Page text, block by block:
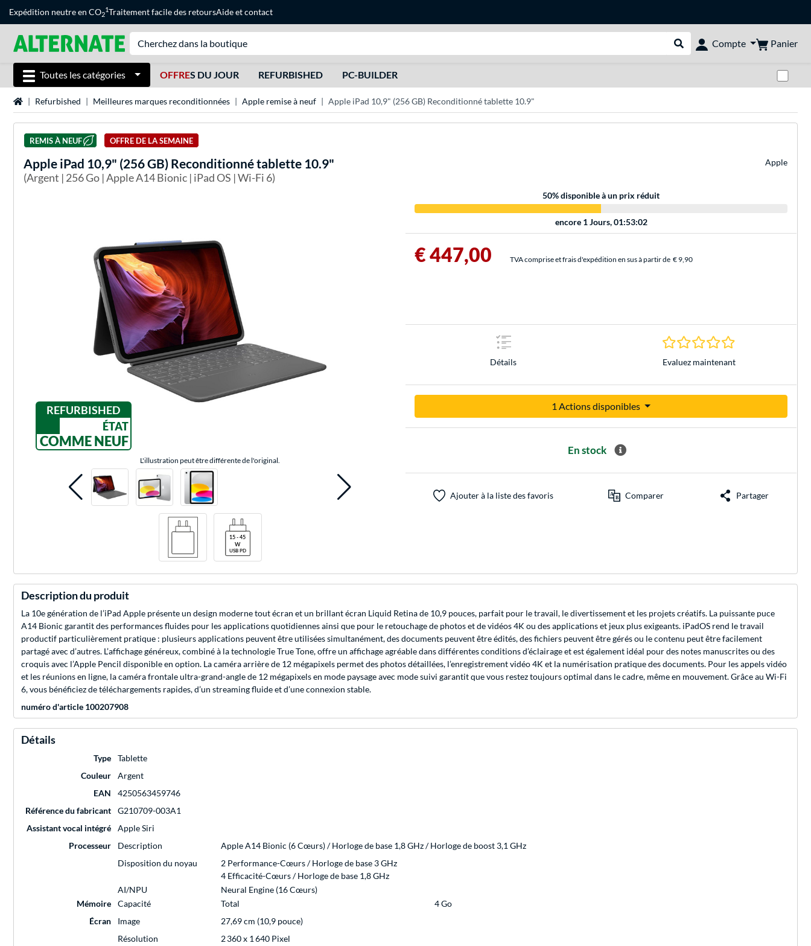
Expédition neutre en CO2
1Traitement facile des retoursAideetcontact
Rechercher dans le shop
Compte Panier
Toutes les catégories OFFRES DU JOUR REFURBISHED PC-BUILDER
Page d'accueil
Refurbished Meilleures marques reconditionnées Apple remise à neuf Apple iPad 10,9" (256 GB) Reconditionné tablette 10.9"
REMIS À NEUF OFFRE DE LA SEMAINE
Apple iPad 10,9" (256 GB) Reconditionné tablette 10.9"
(Argent | 256 Go | Apple A14 Bionic | iPad OS | Wi-Fi 6)
Apple
REFURBISHED
ÉTAT
COMME NEUF
L'illustration peut être différente de l'original.
50% disponible à un prix réduit
encore 1 Jours, 01:53:02
€ 447,00 TVA comprise et frais d'expédition en sus à partir de € 9,90
Détails
0.0 Étoiles à 0
Evaluez maintenant
1 Actions disponibles
En stock
Ajouter à la liste des favoris Comparer Partager
Description du produit
La 10e génération de l’iPad Apple présente un design moderne tout écran et un brillant écran Liquid Retina de 10,9 pouces, parfait pour le travail, le divertissement et les projets créatifs. La puissante puce
A14 Bionic garantit des performances fluides pour les applications quotidiennes ainsi que pour le retouchage de photos et de vidéos 4K ou des applications et jeux plus exigeants. iPadOS rend le travail
productif particulièrement pratique : plusieurs applications peuvent être utilisées simultanément, des documents peuvent être édités, des fichiers peuvent être gérés ou le contenu peut être facilement
partagé avec d’autres. L’affichage généreux, combiné à la technologie True Tone, offre un affichage agréable dans différentes conditions d’éclairage et est également idéal pour des notes manuscrites ou des
croquis avec l’Apple Pencil disponible en option. La caméra arrière de 12 mégapixels permet des photos détaillées, l’enregistrement vidéo 4K et la numérisation pratique des documents. Pour les appels vidéo
et les réunions en ligne, la caméra frontale ultra-grand-angle de 12 mégapixels en mode paysage avec mode suivi garantit que vous restez toujours optimal dans le cadre, même en mouvement. Grâce au Wi-Fi
6, vous bénéficiez de téléchargements rapides, d’un streaming fluide et d’une connexion stable.
numéro d'article 100207908
Détails
Type
Tablette
Couleur
Argent
EAN
4250563459746
Référence du fabricant
G210709-003A1
Assistant vocal intégré
Apple Siri
Processeur
Description
Apple A14 Bionic (6 Cœurs) / Horloge de base 1,8 GHz / Horloge de boost 3,1 GHz
Disposition du noyau
2 Performance-Cœurs / Horloge de base 3 GHz
4 Efficacité-Cœurs / Horloge de base 1,8 GHz
AI/NPU
Neural Engine (16 Cœurs)
Mémoire
Capacité Total
4 Go
Écran
Image
27,69 cm (10,9 pouce)
Résolution
2 360 x 1 640 Pixel